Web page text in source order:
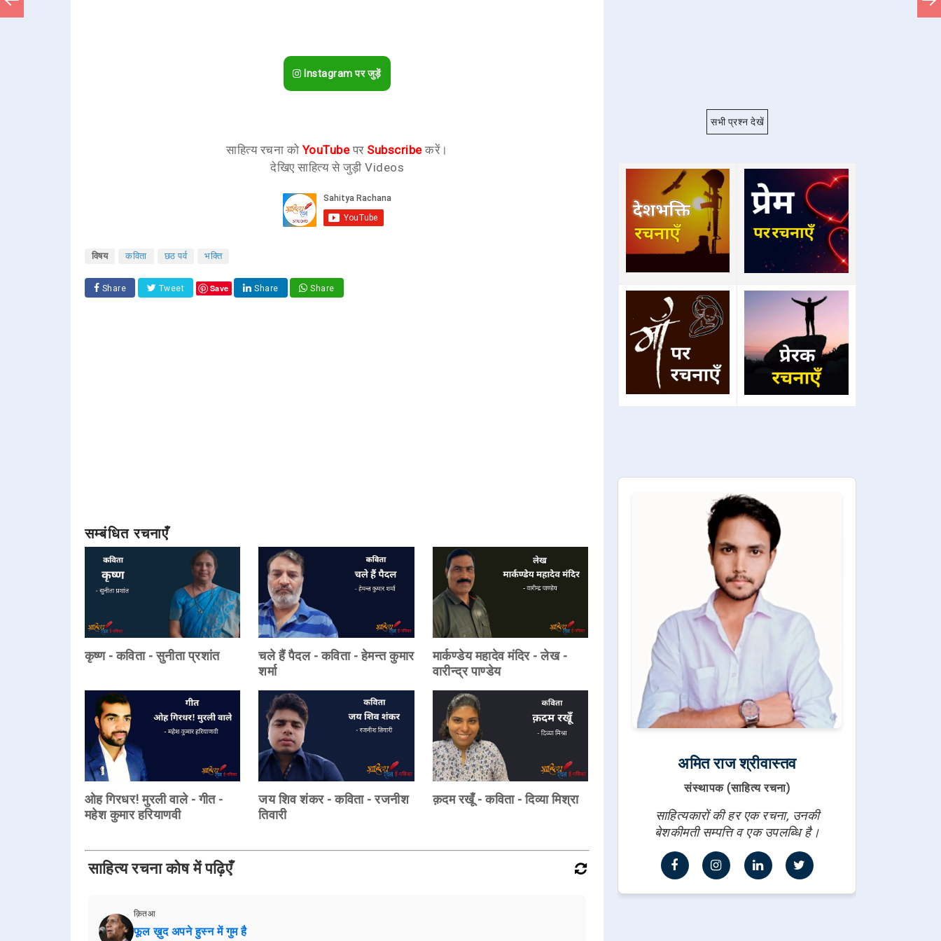
Instagram पर जुड़ें
साहित्य रचना कोYouTubeपर Subscribeकरें।
देखिए साहित्य से जुड़ी Videos
विषय कविता छठ पर्व भक्ति
Share Tweet Save Share Share
सम्बंधित रचनाएँ
कृष्ण - कविता - सुनीता प्रशांत
चले हैं पैदल - कविता - हेमन्त कुमार
शर्मा
मार्कण्डेय महादेव मंदिर - लेख -
वारीन्द्र पाण्डेय
ओह गिरधर! मुरली वाले - गीत -
महेश कुमार हरियाणवी
जय शिव शंकर - कविता - रजनीश
तिवारी
क़दम रखूँ - कविता - दिव्या मिश्रा
साहित्य रचना कोष में पढ़िएँ
क़ितआ
फूल ख़ुद अपने हुस्न में गुम है
सभी प्रश्न देखें
अमित राज श्रीवास्तव
संस्थापक (साहित्य रचना)
साहित्यकारों की हर एक रचना, उनकी
बेशकीमती सम्पत्ति व एक उपलब्धि है।